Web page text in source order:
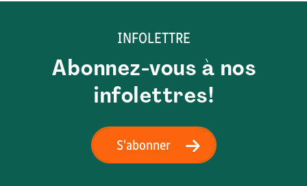
INFOLETTRE
Abonnez-vous à nos
infolettres!
S'abonner